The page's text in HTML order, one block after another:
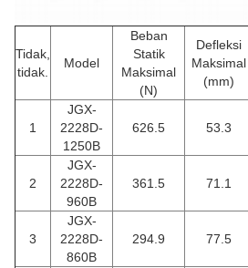
Tidak,
tidak.
Model
Beban
Statik
Maksimal
(N)
Defleksi
Maksimal
(mm)
1
JGX-
2228D-
1250B
626.5 53.3
2
JGX-
2228D-
960B
361.5 71.1
3
JGX-
2228D-
860B
294.9 77.5